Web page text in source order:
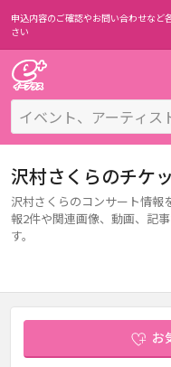
申込内容のご確認やお問い合わせなど
さい
沢村さくらのチケ
沢村さくらのコンサート情報
報2件や関連画像、動画、記
す。
お